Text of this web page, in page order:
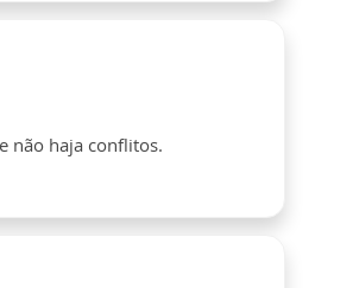
não haja conflitos.